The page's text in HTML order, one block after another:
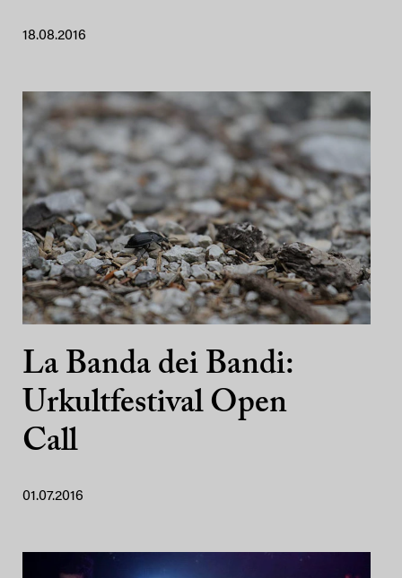
18.08.2016
La Banda dei Bandi:
Urkultfestival Open
Call
01.07.2016